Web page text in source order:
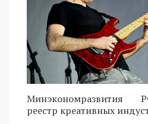
Минэкономразвития
реестр креативных